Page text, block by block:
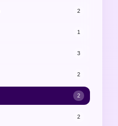
2
1
3
2
2
2